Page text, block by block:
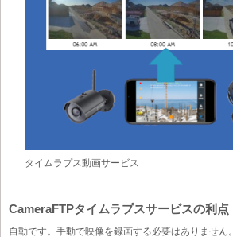
タイムラプス動画サービス
CameraFTPタイムラプスサービスの利点
自動です。手動で映像を録画する必要はありません。